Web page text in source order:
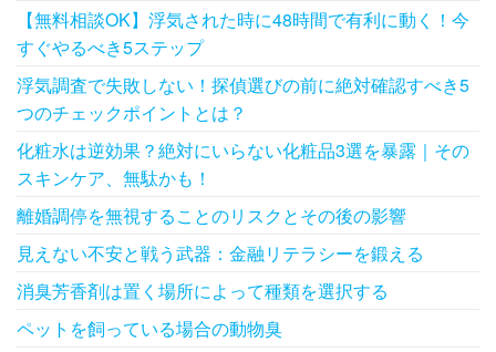
【無料相談OK】浮気された時に48時間で有利に動く！今
すぐやるべき5ステップ
浮気調査で失敗しない！探偵選びの前に絶対確認すべき5
つのチェックポイントとは？
化粧水は逆効果？絶対にいらない化粧品3選を暴露｜その
スキンケア、無駄かも！
離婚調停を無視することのリスクとその後の影響
見えない不安と戦う武器：金融リテラシーを鍛える
消臭芳香剤は置く場所によって種類を選択する
ペットを飼っている場合の動物臭